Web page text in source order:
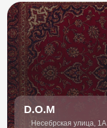
D.O.M
Несебрская улица, 1А